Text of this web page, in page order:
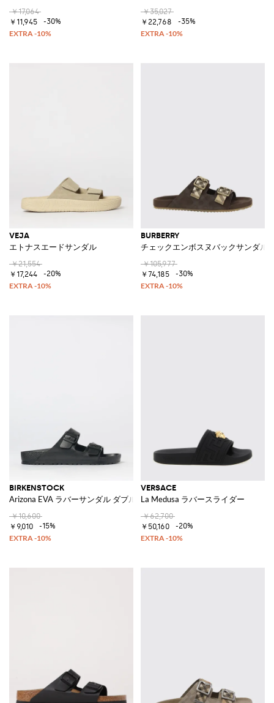
￥17,064
￥11,945
-30%
￥35,027
￥22,768
-35%
VEJA
エトナスエードサンダル
￥21,554
￥17,244
-20%
BURBERRY
チェックエンボスヌバックサンダル
￥105,977
￥74,185
-30%
BIRKENSTOCK
Arizona EVA ラバーサンダル ダブルストラップ＆バックル付き
￥10,600
￥9,010
-15%
VERSACE
La Medusa ラバースライダー
￥62,700
￥50,160
-20%